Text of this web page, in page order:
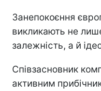
Занепокоєння
викликають не
залежність, а й
Співзасновник
активним